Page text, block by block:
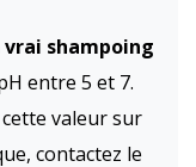
vrai shampoing
entre 5 et 7.
valeur sur
contactez le